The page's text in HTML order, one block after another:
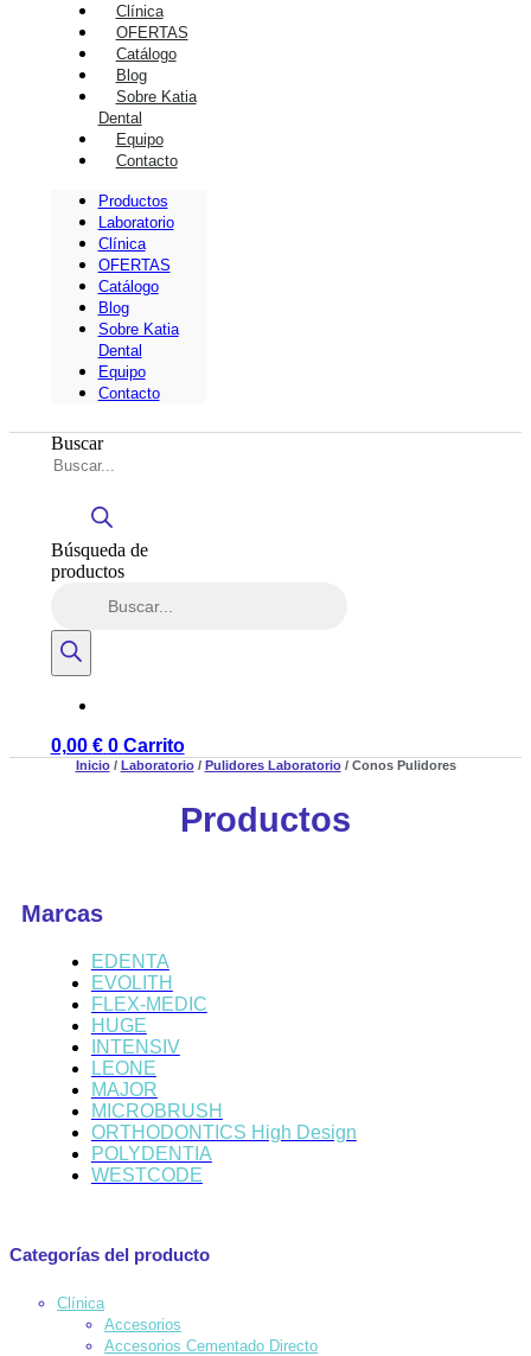
Clínica
OFERTAS
Catálogo
Blog
Sobre Katia
Dental
Equipo
Contacto
Productos
Laboratorio
Clínica
OFERTAS
Catálogo
Blog
Sobre Katia
Dental
Equipo
Contacto
Buscar
Búsqueda de
productos
0,00 € 0 Carrito
Inicio/ Laboratorio/ Pulidores Laboratorio/ Conos Pulidores
Productos
Marcas
EDENTA
EVOLITH
FLEX-MEDIC
HUGE
INTENSIV
LEONE
MAJOR
MICROBRUSH
ORTHODONTICS High Design
POLYDENTIA
WESTCODE
Categorías del producto
Clínica
Accesorios
Accesorios Cementado Directo